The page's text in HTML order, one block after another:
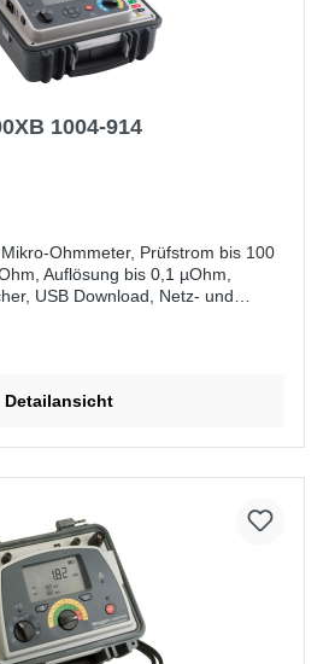
1004-914
Ohmmeter, Prüfstrom bis 100
Auflösung bis 0,1 µOhm,
USB Download, Netz- und
Detailansicht